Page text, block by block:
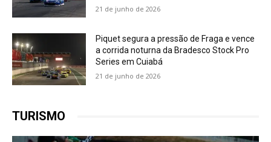
21 de junho de 2026
Piquet segura a pressão de Fraga e vence
a corrida noturna da Bradesco Stock Pro
Series em Cuiabá
21 de junho de 2026
TURISMO